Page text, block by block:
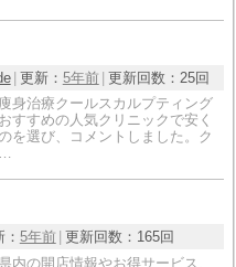
更新： 5年前 更新回数： 25回
身治療クールスカルプティング
すすめの人気クリニックで安く
を選び、コメントしました。ク
…
5年前 更新回数： 165回
内の開店情報やお得サービス、